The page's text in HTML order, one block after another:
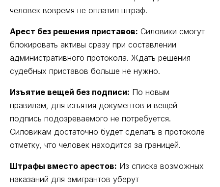
человек вовремя не оплатил штраф.
Арест без решения приставов: Силовики смогут
блокировать активы сразу при составлении
административного протокола. Ждать решения
судебных приставов больше не нужно.
Изъятие вещей без подписи: По новым
правилам, для изъятия документов и вещей
подпись подозреваемого не потребуется.
Силовикам достаточно будет сделать в протоколе
отметку, что человек находится за границей.
Штрафы вместо арестов: Из списка возможных
наказаний для эмигрантов уберут